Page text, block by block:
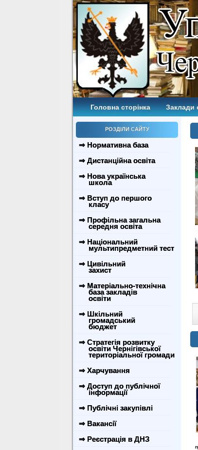
Головна сторінка Заклади
РОЗДІЛИ САЙТУ
⇒ Нормативна база
⇒ Дистанційна освіта
⇒ Нова українська
школа
⇒ Вступ до першого
класу
⇒ Профільна загальна
середня освіта
⇒ Національний
мультипредметний тест
⇒ Цивільний
захист
⇒ Матеріально-технічна
база закладів
освіти
⇒ Шкільний
громадський
бюджет
⇒ Стратегія розвитку
освіти Чернігівської
територіальної громади
⇒ Харчування
⇒ Доступ до публічної
інформації
⇒ Публічні закупівлі
⇒ Вакансії
⇒ Реєстрація в ДНЗ